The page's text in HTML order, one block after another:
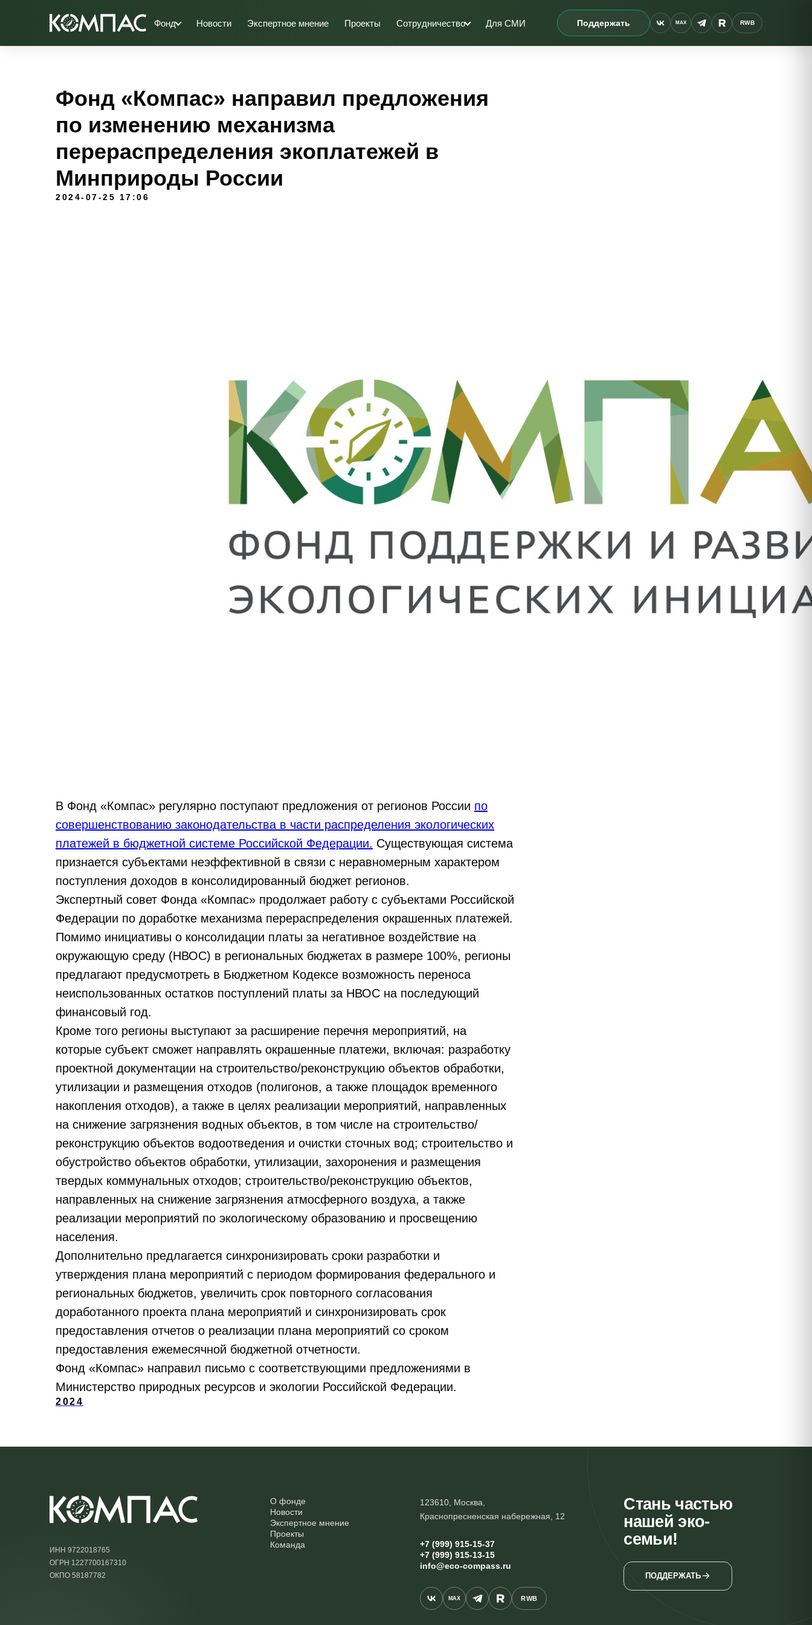
Фонд Новости Экспертное мнение Проекты Сотрудничество Для СМИ Поддержать MAX RWB
Фонд «Компас» направил предложения
по изменению механизма
перераспределения экоплатежей в
Минприроды России
2024-07-25 17:06
В Фонд «Компас» регулярно поступают предложения от регионов России по
совершенствованию законодательства в части распределения экологических
платежей в бюджетной системе Российской Федерации. Существующая система
признается субъектами неэффективной в связи с неравномерным характером
поступления доходов в консолидированный бюджет регионов.
Экспертный совет Фонда «Компас» продолжает работу с субъектами Российской
Федерации по доработке механизма перераспределения окрашенных платежей.
Помимо инициативы о консолидации платы за негативное воздействие на
окружающую среду (НВОС) в региональных бюджетах в размере 100%, регионы
предлагают предусмотреть в Бюджетном Кодексе возможность переноса
неиспользованных остатков поступлений платы за НВОС на последующий
финансовый год.
Кроме того регионы выступают за расширение перечня мероприятий, на
которые субъект сможет направлять окрашенные платежи, включая: разработку
проектной документации на строительство/реконструкцию объектов обработки,
утилизации и размещения отходов (полигонов, а также площадок временного
накопления отходов), а также в целях реализации мероприятий, направленных
на снижение загрязнения водных объектов, в том числе на строительство/
реконструкцию объектов водоотведения и очистки сточных вод; строительство и
обустройство объектов обработки, утилизации, захоронения и размещения
твердых коммунальных отходов; строительство/реконструкцию объектов,
направленных на снижение загрязнения атмосферного воздуха, а также
реализации мероприятий по экологическому образованию и просвещению
населения.
Дополнительно предлагается синхронизировать сроки разработки и
утверждения плана мероприятий с периодом формирования федерального и
региональных бюджетов, увеличить срок повторного согласования
доработанного проекта плана мероприятий и синхронизировать срок
предоставления отчетов о реализации плана мероприятий со сроком
предоставления ежемесячной бюджетной отчетности.
Фонд «Компас» направил письмо с соответствующими предложениями в
Министерство природных ресурсов и экологии Российской Федерации.
2024
ИНН 9722018765
ОГРН 1227700167310
ОКПО 58187782
О фонде
Новости
Экспертное мнение
Проекты
Команда
123610, Москва,
Краснопресненская набережная, 12
+7 (999) 915-15-37
+7 (999) 915-13-15
info@eco-compass.ru
MAX RWB
Стань частью
нашей эко-
семьи!
ПОДДЕРЖАТЬ